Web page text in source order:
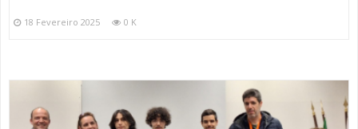
18 Fevereiro 2025 0 K